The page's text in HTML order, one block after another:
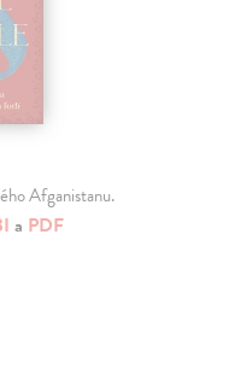
Afganistanu.
a PDF